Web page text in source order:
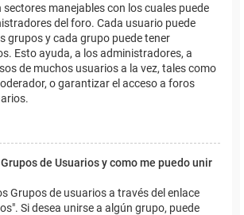
manejables con los cuales puede
del foro. Cada usuario puede
grupos y cada grupo puede tener
Esto ayuda, a los administradores, a
de muchos usuarios a la vez, tales como
o garantizar el acceso a foros
de Usuarios y como me puedo unir
Grupos de usuarios a través del enlace
Si desea unirse a algún grupo, puede